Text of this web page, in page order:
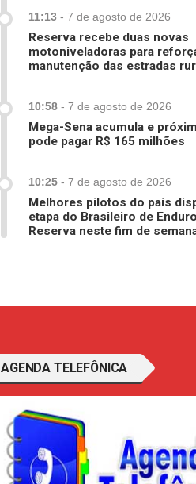
11:13 - 7 de agosto de 2026
Reserva recebe duas novas
motoniveladoras para
manutenção das estradas
10:58 - 7 de agosto de 2026
Mega-Sena acumula e
pode pagar R$ 165 milhões
10:25 - 7 de agosto de 2026
Melhores pilotos do país
etapa do Brasileiro de
Reserva neste fim de
AGENDA TELEFÔNICA